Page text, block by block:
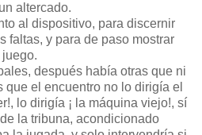
altercado.
al dispositivo, para discernir
faltas, y para de paso mostrar
después había otras que ni
que el encuentro no lo dirigía el
lo dirigía ¡ la máquina viejo!, sí
la tribuna, acondicionado